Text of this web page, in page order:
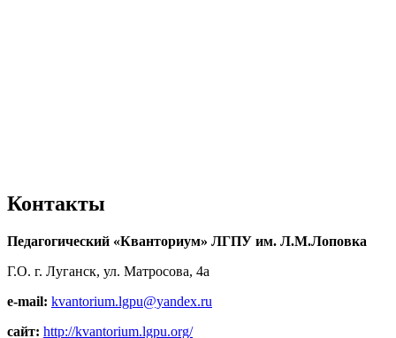
Контакты
Педагогический «Кванториум» ЛГПУ им. Л.М.Лоповка
Г.О. г. Луганск, ул. Матросова, 4а
e-mail: kvantorium.lgpu@yandex.ru
сайт: http://kvantorium.lgpu.org/